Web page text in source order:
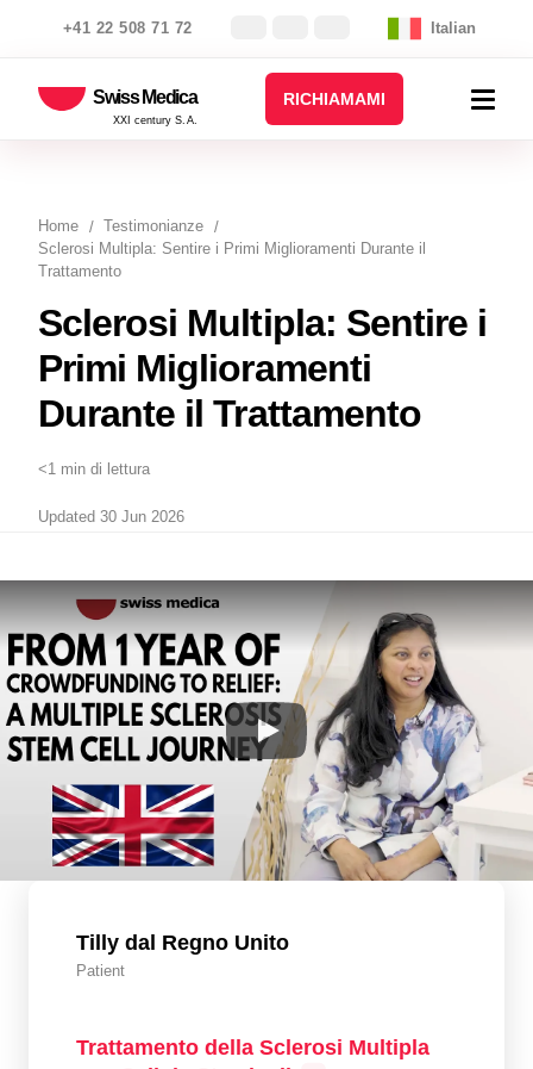
+41 22 508 71 72 Italian
Swiss Medica
XXI century S.A.
RICHIAMAMI
Home
Testimonianze
Sclerosi Multipla: Sentire i Primi Miglioramenti Durante il
Trattamento
Sclerosi Multipla: Sentire i
Primi Miglioramenti
Durante il Trattamento
<1 min di lettura
Updated 30 Jun 2026
Tilly dal Regno Unito
Patient
Trattamento della Sclerosi Multipla